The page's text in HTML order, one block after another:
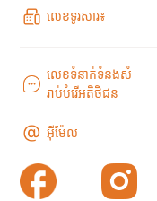
លេខទូរសារ៖
លេខទំនាក់ទំនងសំ
រាប់បំរើអតិថិជន
អ៊ីម៉ែល